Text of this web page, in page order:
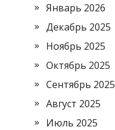
Январь 2026
Декабрь 2025
Ноябрь 2025
Октябрь 2025
Сентябрь 2025
Август 2025
Июль 2025